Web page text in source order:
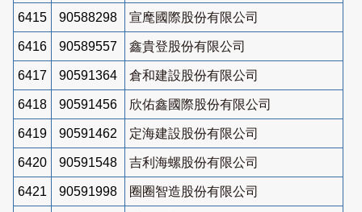
6415 90588298 宣麾國際股份有限公司
6416 90589557 鑫貴登股份有限公司
6417 90591364 倉和建設股份有限公司
6418 90591456 欣佑鑫國際股份有限公司
6419 90591462 定海建設股份有限公司
6420 90591548 吉利海螺股份有限公司
6421 90591998 圈圈智造股份有限公司